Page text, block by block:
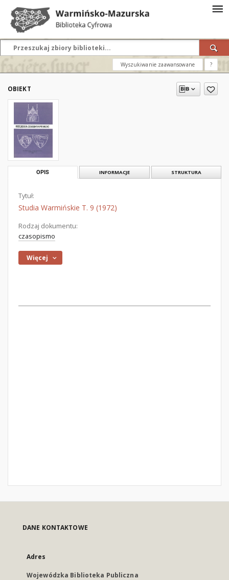
Wyszukiwanie zaawansowane ?
OBIEKT
OPIS INFORMACJE STRUKTURA
Tytuł:
Studia Warmińskie T. 9 (1972)
Rodzaj dokumentu:
czasopismo
Więcej
DANE KONTAKTOWE
Adres
Wojewódzka Biblioteka Publiczna